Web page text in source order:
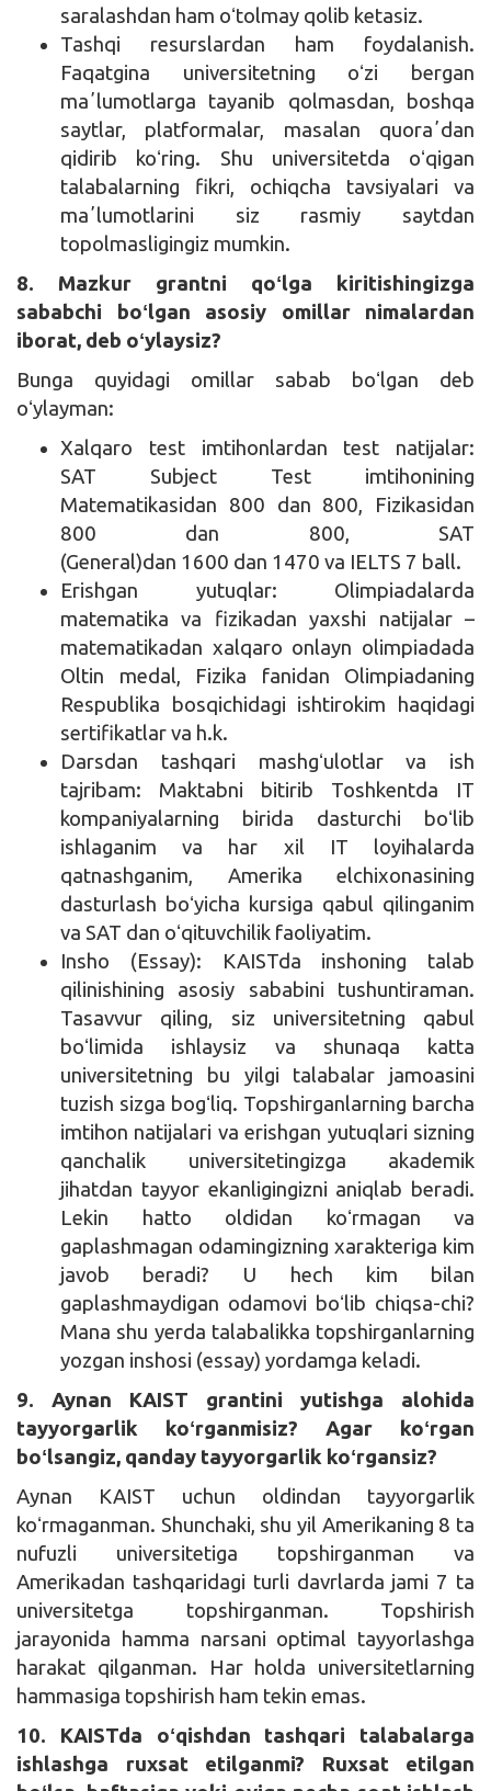
saralashdan ham oʻtolmay qolib ketasiz.
Tashqi resurslardan ham foydalanish.
Faqatgina universitetning oʻzi bergan
maʼlumotlarga tayanib qolmasdan, boshqa
saytlar, platformalar, masalan quoraʼdan
qidirib koʻring. Shu universitetda oʻqigan
talabalarning fikri, ochiqcha tavsiyalari va
maʼlumotlarini siz rasmiy saytdan
topolmasligingiz mumkin.
8. Mazkur grantni qoʻlga kiritishingizga
sababchi boʻlgan asosiy omillar nimalardan
iborat, deb oʻylaysiz?
Bunga quyidagi omillar sabab boʻlgan deb
oʻylayman:
Xalqaro test imtihonlardan test natijalar:
SAT Subject Test imtihonining
Matematikasidan 800 dan 800, Fizikasidan
800 dan 800, SAT
(General)dan 1600 dan 1470 va IELTS 7 ball.
Erishgan yutuqlar: Olimpiadalarda
matematika va fizikadan yaxshi natijalar –
matematikadan xalqaro onlayn olimpiadada
Oltin medal, Fizika fanidan Olimpiadaning
Respublika bosqichidagi ishtirokim haqidagi
sertifikatlar va h.k.
Darsdan tashqari mashgʻulotlar va ish
tajribam: Maktabni bitirib Toshkentda IT
kompaniyalarning birida dasturchi boʻlib
ishlaganim va har xil IT loyihalarda
qatnashganim, Amerika elchixonasining
dasturlash boʻyicha kursiga qabul qilinganim
va SAT dan oʻqituvchilik faoliyatim.
Insho (Essay): KAISTda inshoning talab
qilinishining asosiy sababini tushuntiraman.
Tasavvur qiling, siz universitetning qabul
boʻlimida ishlaysiz va shunaqa katta
universitetning bu yilgi talabalar jamoasini
tuzish sizga bogʻliq. Topshirganlarning barcha
imtihon natijalari va erishgan yutuqlari sizning
qanchalik universitetingizga akademik
jihatdan tayyor ekanligingizni aniqlab beradi.
Lekin hatto oldidan koʻrmagan va
gaplashmagan odamingizning xarakteriga kim
javob beradi? U hech kim bilan
gaplashmaydigan odamovi boʻlib chiqsa-chi?
Mana shu yerda talabalikka topshirganlarning
yozgan inshosi (essay) yordamga keladi.
9. Aynan KAIST grantini yutishga alohida
tayyorgarlik koʻrganmisiz? Agar koʻrgan
boʻlsangiz, qanday tayyorgarlik koʻrgansiz?
Aynan KAIST uchun oldindan tayyorgarlik
koʻrmaganman. Shunchaki, shu yil Amerikaning 8 ta
nufuzli universitetiga topshirganman va
Amerikadan tashqaridagi turli davrlarda jami 7 ta
universitetga topshirganman. Topshirish
jarayonida hamma narsani optimal tayyorlashga
harakat qilganman. Har holda universitetlarning
hammasiga topshirish ham tekin emas.
10. KAISTda oʻqishdan tashqari talabalarga
ishlashga ruxsat etilganmi? Ruxsat etilgan